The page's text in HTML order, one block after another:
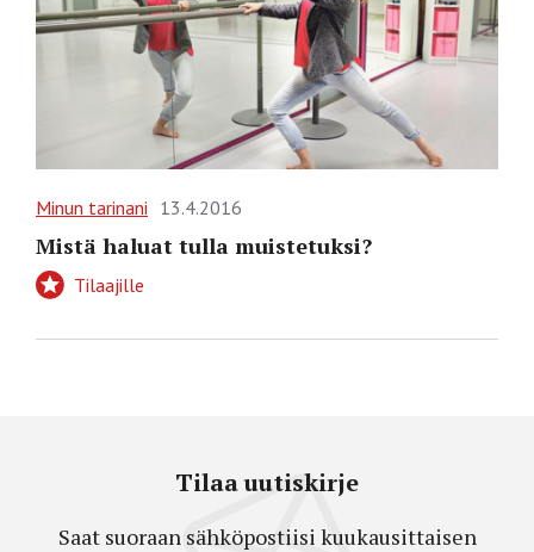
Minun tarinani 13.4.2016
Mistä haluat tulla muistetuksi?
Tilaajille
Tilaa uutiskirje
Saat suoraan sähköpostiisi kuukausittaisen